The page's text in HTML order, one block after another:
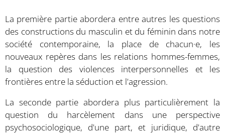
La première partie abordera entre autres les questions
des constructions du masculin et du féminin dans notre
société contemporaine, la place de chacun·e, les
nouveaux repères dans les relations hommes-femmes,
la question des violences interpersonnelles et les
frontières entre la séduction et l'agression.
La seconde partie abordera plus particulièrement la
question du harcèlement dans une perspective
psychosociologique, d'une part, et juridique, d'autre